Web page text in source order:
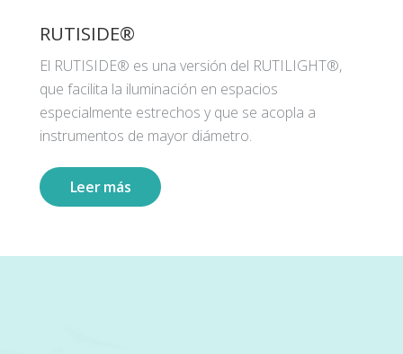
RUTISIDE®
El RUTISIDE® es una versión del RUTILIGHT®,
que facilita la iluminación en espacios
especialmente estrechos y que se acopla a
instrumentos de mayor diámetro.
Leer más